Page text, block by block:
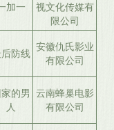
加一
视文化传媒有
限公司
防线
安徽仇氏影业
有限公司
家的男
人
云南蜂巢电影
有限公司